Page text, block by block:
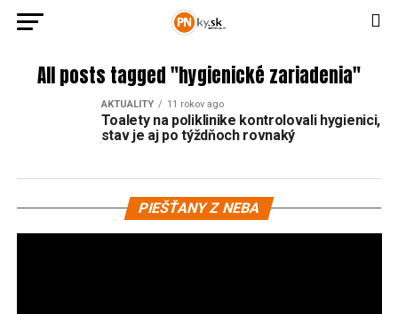
All posts tagged "hygienické zariadenia"
AKTUALITY 11 rokov ago
Toalety na poliklinike kontrolovali hygienici,
stav je aj po týždňoch rovnaký
PIEŠŤANY Z NEBA